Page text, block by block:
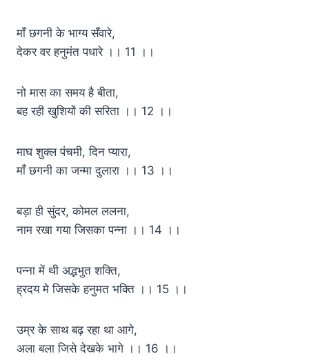
माँ छगनी के भाग्य सँवारे,
देकर वर हनुमंत पधारे ।। 11 ।।
नो मास का समय है बीता,
बह रही खुशियों की सरिता ।। 12 ।।
माघ शुक्ल पंचमी, दिन प्यारा,
माँ छगनी का जन्मा दुलारा ।। 13 ।।
बड़ा ही सुंदर, कोमल ललना,
नाम रखा गया जिसका पन्ना ।। 14 ।।
पन्ना में थी अद्भभुत शक्ति,
ह्रदय मे जिसके हनुमत भक्ति ।। 15 ।।
उम्र के साथ बढ़ रहा था आगे,
अला बला जिसे देखके भागे ।। 16 ।।